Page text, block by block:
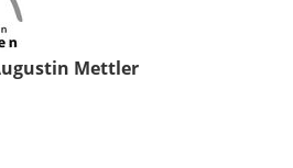
Mettler